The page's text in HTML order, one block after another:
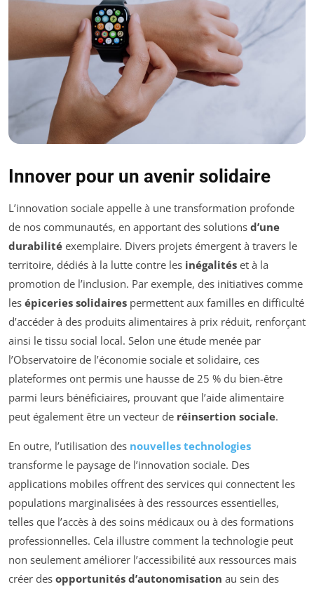
Innover pour un avenir solidaire
L’innovation sociale appelle à une transformation profonde
de nos communautés, en apportant des solutions d’une
durabilité exemplaire. Divers projets émergent à travers le
territoire, dédiés à la lutte contre les inégalités et à la
promotion de l’inclusion. Par exemple, des initiatives comme
les épiceries solidaires permettent aux familles en difficulté
d’accéder à des produits alimentaires à prix réduit, renforçant
ainsi le tissu social local. Selon une étude menée par
l’Observatoire de l’économie sociale et solidaire, ces
plateformes ont permis une hausse de 25 % du bien-être
parmi leurs bénéficiaires, prouvant que l’aide alimentaire
peut également être un vecteur de réinsertion sociale.
En outre, l’utilisation des nouvelles technologies
transforme le paysage de l’innovation sociale. Des
applications mobiles offrent des services qui connectent les
populations marginalisées à des ressources essentielles,
telles que l’accès à des soins médicaux ou à des formations
professionnelles. Cela illustre comment la technologie peut
non seulement améliorer l’accessibilité aux ressources mais
créer des opportunités d’autonomisation au sein des